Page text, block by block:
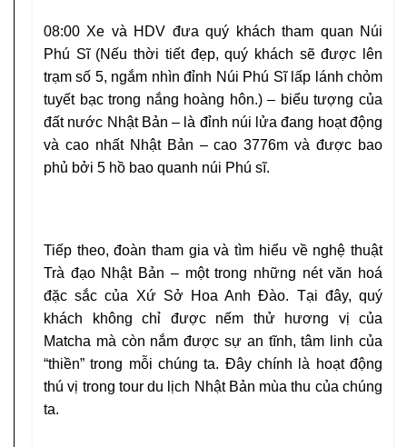
08:00 Xe và HDV đưa quý khách tham quan Núi
Phú Sĩ (Nếu thời tiết đẹp, quý khách sẽ được lên
trạm số 5, ngắm nhìn đỉnh Núi Phú Sĩ lấp lánh chỏm
tuyết bạc trong nắng hoàng hôn.)– biểu tượng của
đất nước Nhật Bản – là đỉnh núi lửa đang hoạt động
và cao nhất Nhật Bản – cao 3776m và được bao
phủ bởi 5 hồ bao quanh núi Phú sĩ.
Tiếp theo, đoàn tham gia và tìm hiểu về nghệ thuật
Trà đạo Nhật Bản – một trong những nét văn hoá
đặc sắc của Xứ Sở Hoa Anh Đào. Tại đây, quý
khách không chỉ được nếm thử hương vị của
Matcha mà còn nắm được sự an tĩnh, tâm linh của
“thiền” trong mỗi chúng ta. Đây chính là hoạt động
thú vị trong tour du lịch Nhật Bản mùa thu của chúng
ta.